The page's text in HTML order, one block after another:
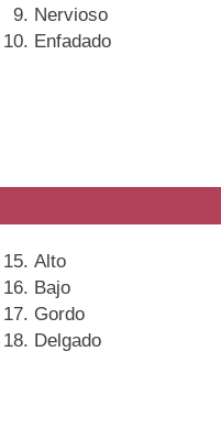
Nervioso
Enfadado
Alto
Bajo
Gordo
Delgado